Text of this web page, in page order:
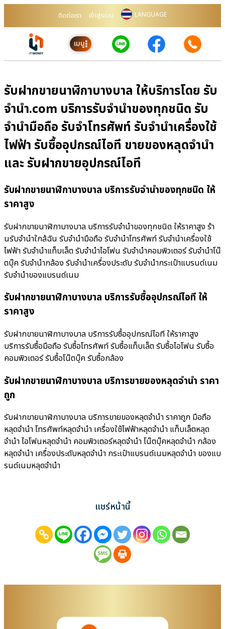
ติดต่อเรา เข้าสู่ระบบ LANGUAGE
เมนู
รับฝากขายนาฬิกาบางบาล ให้บริการโดย รับ
จํานํา.com บริการรับจำนำของทุกชนิด รับ
จำนำมือถือ รับจำโทรศัพท์ รับจำนำเครื่องใช้
ไฟฟ้า รับซื้ออุปกรณ์ไอที ขายของหลุดจำนำ
และ รับฝากขายอุปกรณ์ไอที
รับฝากขายนาฬิกาบางบาล บริการรับจำนำของทุกชนิด ให้
ราคาสูง
รับฝากขายนาฬิกาบางบาล บริการรับจำนำของทุกชนิด ให้ราคาสูง ร้า
นรับจํานําใกล้ฉัน รับจำนำมือถือ รับจำนำโทรศัพท์ รับจำนำเครื่องใช้
ไฟฟ้า รับจำนำแท็บเล็ต รับจำนำไอโฟน รับจำนำคอมพิวเตอร์ รับจำนำโน๊
ตบุ๊ค รับจำนำกล้อง รับจำนำเครื่องประดับ รับจำนำกระเป๋าแบรนด์เนม
รับจำนำของแบรนด์เนม
รับฝากขายนาฬิกาบางบาล บริการรับซื้ออุปกรณ์ไอที ให้
ราคาสูง
รับฝากขายนาฬิกาบางบาล บริการรับซื้ออุปกรณ์ไอที ให้ราคาสูง
บริการรับซื้อมือถือ รับซื้อโทรศัพท์ รับซื้อแท็บเล็ต รับซื้อไอโฟน รับซื้อ
คอมพิวเตอร์ รับซื้อโน๊ตบุ๊ค รับซื้อกล้อง
รับฝากขายนาฬิกาบางบาล บริการขายของหลุดจำนำ ราคา
ถูก
รับฝากขายนาฬิกาบางบาล บริการขายของหลุดจำนำ ราคาถูก มือถือ
หลุดจำนำ โทรศัพท์หลุดจำนำ เครื่องใช้ไฟฟ้าหลุดจำนำ แท็บเล็ตหลุด
จำนำ ไอโฟนหลุดจำนำ คอมพิวเตอร์หลุดจำนำ โน๊ตบุ๊คหลุดจำนำ กล้อง
หลุดจำนำ เครื่องประดับหลุดจำนำ กระเป๋าแบรนด์เนมหลุดจำนำ ของแบ
รนด์เนมหลุดจำนำ
แชร์หน้านี้